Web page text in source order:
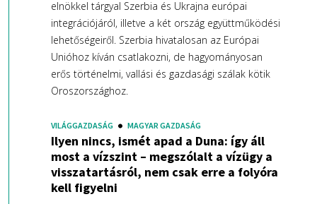
elnökkel tárgyal Szerbia és Ukrajna európai
integrációjáról, illetve a két ország együttműködési
lehetőségeiről. Szerbia hivatalosan az Európai
Unióhoz kíván csatlakozni, de hagyományosan
erős történelmi, vallási és gazdasági szálak kötik
Oroszországhoz.
VILÁGGAZDASÁG MAGYAR GAZDASÁG
Ilyen nincs, ismét apad a Duna: így áll
most a vízszint – megszólalt a vízügy a
visszatartásról, nem csak erre a folyóra
kell figyelni